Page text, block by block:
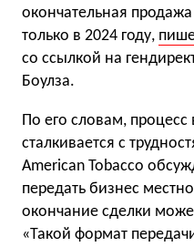
окончательная
только в 2024 году,
со ссылкой на
Боулза.
По его словам, процесс
сталкивается с
American Tobacco
передать бизнес
окончание сделки
«Такой формат